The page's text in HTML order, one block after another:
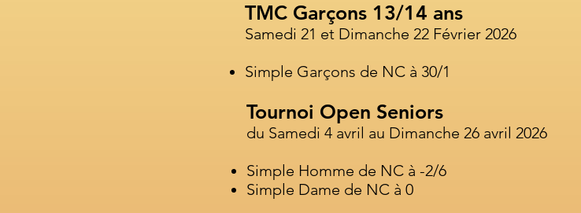
TMC Garçons 13/14 ans
Samedi 21 et Dimanche 22 Février 2026
Simple Garçons de NC à 30/1
Tournoi Open Seniors
du Samedi 4 avril au Dimanche 26 avril 2026
Simple Homme de NC à -2/6
Simple Dame de NC à 0